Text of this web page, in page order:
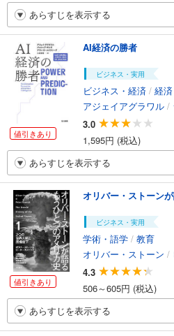
あらすじを表示する
値引きあり
AI経済の勝者
ビジネス・実用
ビジネス・経済 / 経済
アジェイアグラワル /
3.0
1,595円 (税込)
あらすじを表示する
値引きあり
オリバー・ストーン
ビジネス・実用
学術・語学 / 教育
オリバー・ストーン /
4.3
506～605円 (税込)
あらすじを表示する